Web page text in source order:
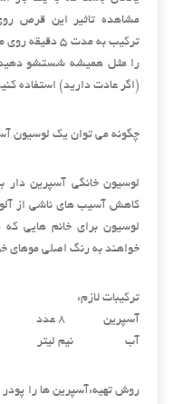
مشاهده تاثیر این قرص
ترکیب به مدت 5
را مثل همیشه شستشو
(اگر عادت دارید) استفاده
چگونه می توان یک لوسیون
لوسیون خانگی آسپرین دار
کاهش آسیب های ناشی از
لوسیون برای خانم هایی
خواهند به رنگ اصلی موهای
ترکیبات لازم:
آسپرین 8 عدد
آب نیم لیتر
روش تهیه:آسپرین ها را پودر